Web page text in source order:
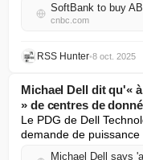
cnbc.com
RSS Hunter•8 oct. 2025
Michael Dell dit qu'«
» de centres de
Le PDG de Dell
demande de puissance